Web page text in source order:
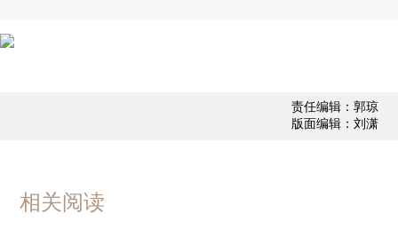
责任编辑：郭琼
版面编辑：刘潇
相关阅读